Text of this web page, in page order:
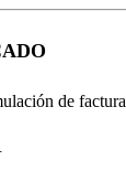
de factura